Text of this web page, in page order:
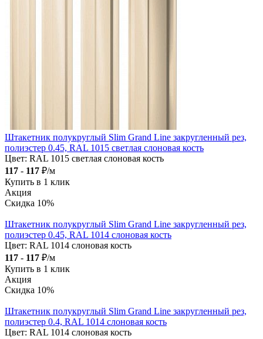
Штакетник полукруглый Slim Grand Line закругленный рез,
полиэстер 0.45, RAL 1015 светлая слоновая кость
Цвет: RAL 1015 светлая слоновая кость
117 - 117 ₽/м
Купить в 1 клик
Акция
Скидка 10%
Штакетник полукруглый Slim Grand Line закругленный рез,
полиэстер 0.45, RAL 1014 слоновая кость
Цвет: RAL 1014 слоновая кость
117 - 117 ₽/м
Купить в 1 клик
Акция
Скидка 10%
Штакетник полукруглый Slim Grand Line закругленный рез,
полиэстер 0.4, RAL 1014 слоновая кость
Цвет: RAL 1014 слоновая кость